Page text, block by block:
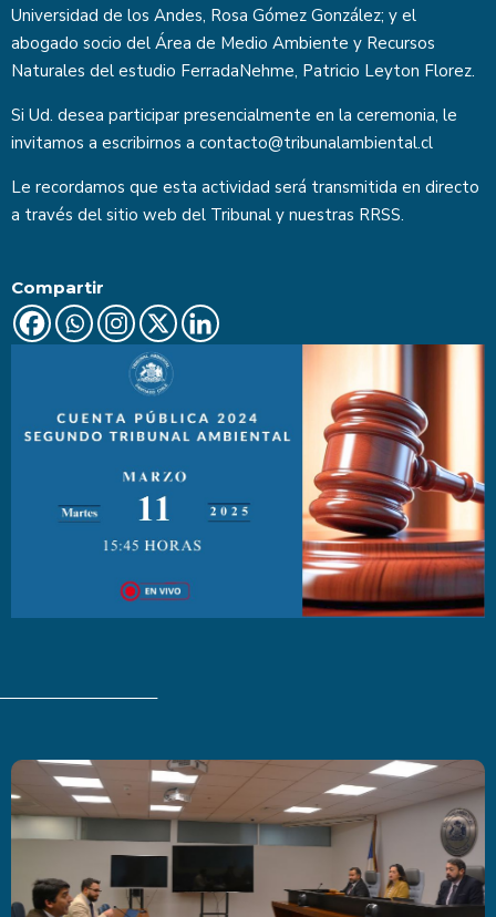
Universidad de los Andes, Rosa Gómez González; y el
abogado socio del Área de Medio Ambiente y Recursos
Naturales del estudio FerradaNehme, Patricio Leyton Florez.
Si Ud. desea participar presencialmente en la ceremonia, le
invitamos a escribirnos a contacto@tribunalambiental.cl
Le recordamos que esta actividad será transmitida en directo
a través del sitio web del Tribunal y nuestras RRSS.
Compartir